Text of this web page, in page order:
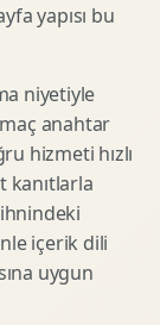
yapısı bu
niyetiyle
anahtar
hizmeti hızlı
kanıtlarla
içerik dili
uygun